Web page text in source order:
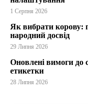
1 Серпня 2026
Як вибрати корову:
народний досвід
29 Липня 2026
Оновлені вимоги до
етикетки
28 Липня 2026